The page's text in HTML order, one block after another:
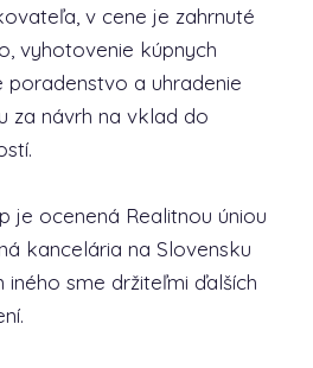
v cene je zahrnuté
vyhotovenie kúpnych
poradenstvo a uhradenie
za návrh na vklad do
je ocenená Realitnou úniou
kancelária na Slovensku
iného sme držiteľmi ďalších